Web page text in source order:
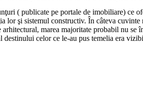
( publicate pe portale de imobiliare)
lor şi sistemul constructiv. În câteva
marea majoritate probabil nu
celor ce le-au pus temelia era